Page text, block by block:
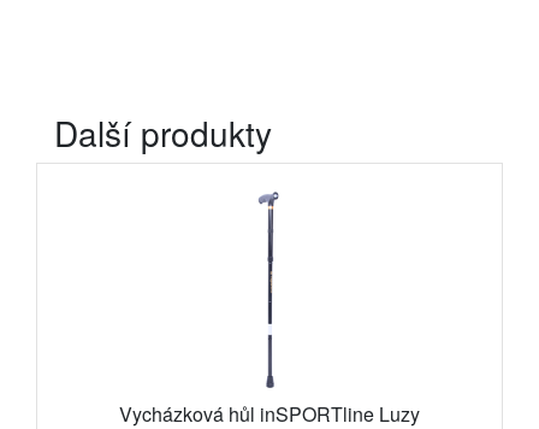
Další produkty
Vycházková hůl inSPORTline Luzy